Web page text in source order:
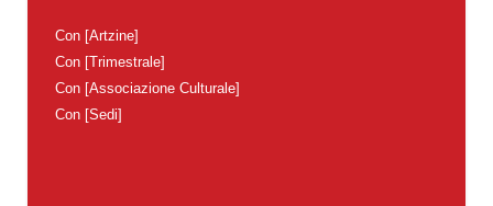
Con [Artzine]
Con [Trimestrale]
Con [Associazione Culturale]
Con [Sedi]